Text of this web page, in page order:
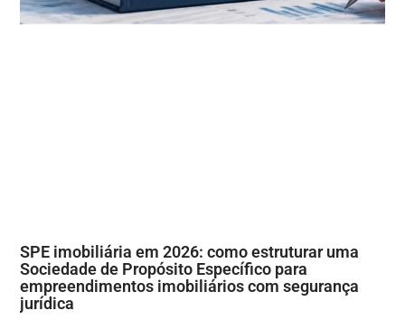
SPE imobiliária em 2026: como estruturar uma
Sociedade de Propósito Específico para
empreendimentos imobiliários com segurança
jurídica